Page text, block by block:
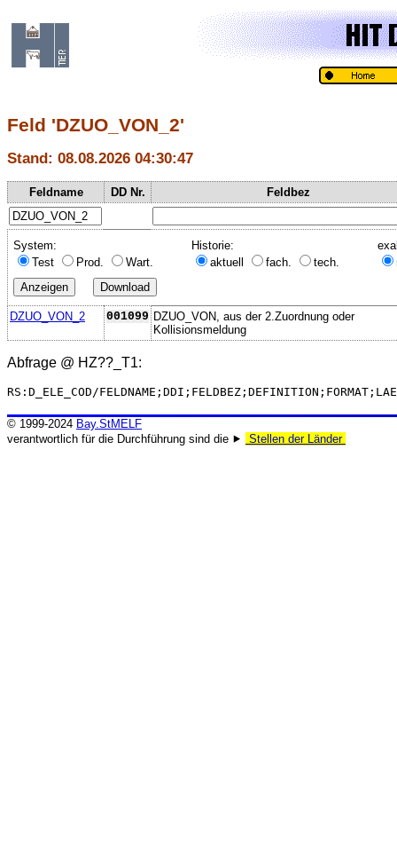
Feld 'DZUO_VON_2'
Stand: 08.08.2026 04:30:47
Feldname DD Nr. Feldbez
System:
Test
Prod. Wart.
Historie:
aktuell
fach. tech.
DZUO_VON_2 001099 DZUO_VON, aus der 2.Zuordnung oder
Kollisionsmeldung
Abfrage @ HZ??_T1:
RS:D_ELE_COD/
© 1999-2024 Bay.StMELF
verantwortlich für die Durchführung sind die ⯈
Stellen der Länder